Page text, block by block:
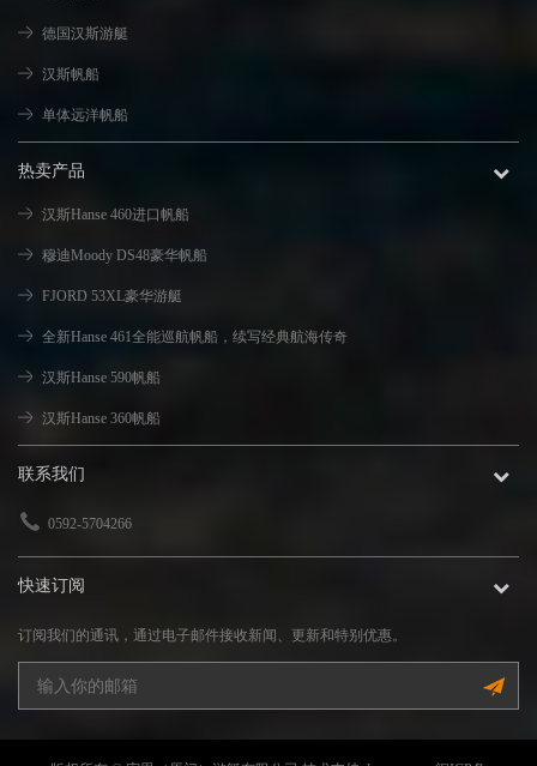
德国汉斯游艇
汉斯帆船
单体远洋帆船
热卖产品
汉斯Hanse 460进口帆船
穆迪Moody DS48豪华帆船
FJORD 53XL豪华游艇
全新Hanse 461全能巡航帆船，续写经典航海传奇
汉斯Hanse 590帆船
汉斯Hanse 360帆船
联系我们
0592-5704266
快速订阅
订阅我们的通讯，通过电子邮件接收新闻、更新和特别优惠。